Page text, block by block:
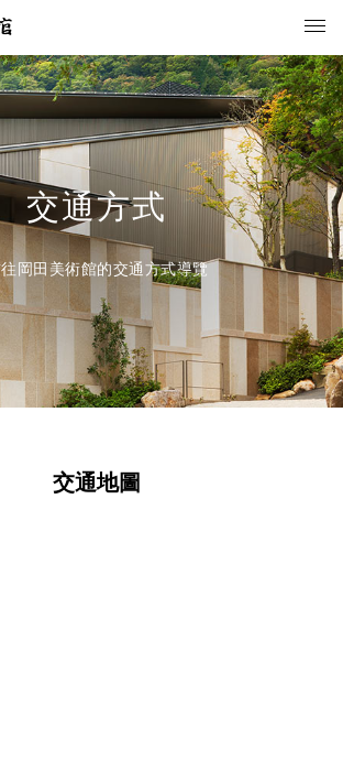
交通方式
岡田美術館的交通方式導覽
交通地圖